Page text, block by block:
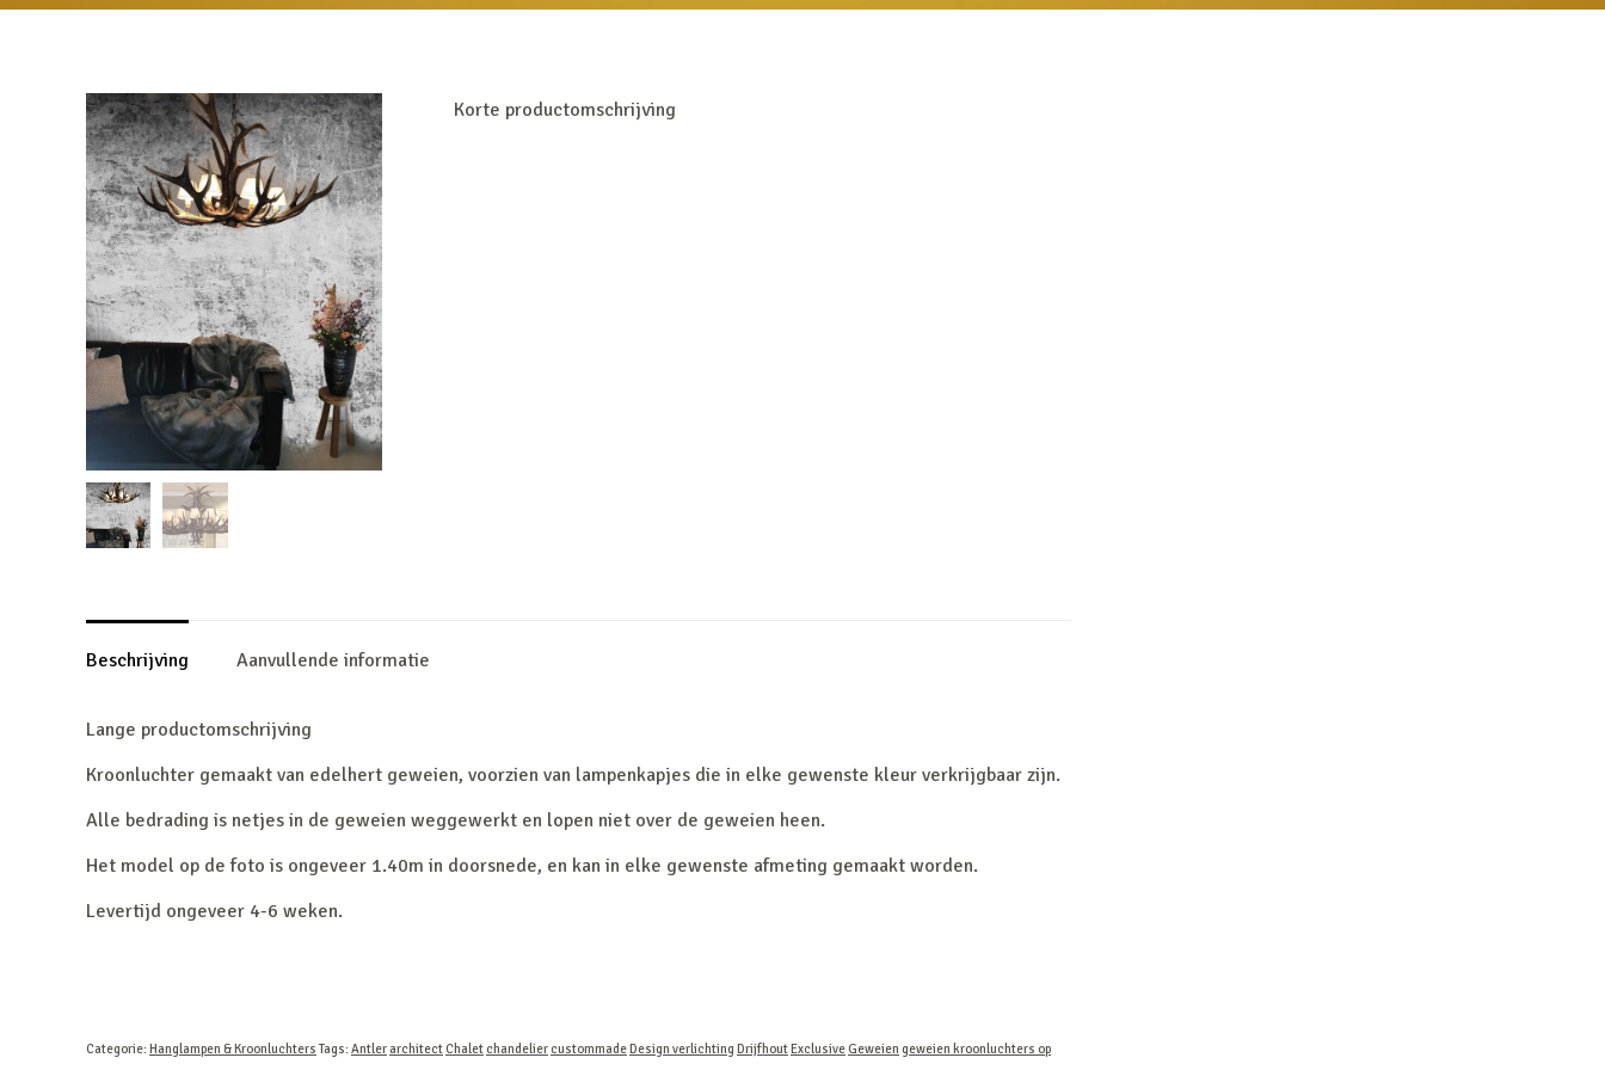
Korte productomschrijving
Beschrijving Aanvullende informatie
Lange productomschrijving
Kroonluchter gemaakt van edelhert geweien, voorzien van lampenkapjes die in elke gewenste kleur verkrijgbaar zijn.
Alle bedrading is netjes in de geweien weggewerkt en lopen niet over de geweien heen.
Het model op de foto is ongeveer 1.40m in doorsnede, en kan in elke gewenste afmeting gemaakt worden.
Levertijd ongeveer 4-6 weken.
Categorie:Hanglampen & Kroonluchters Tags:Antler architectChalet chandelier custommadeDesign verlichtingDrijfhoutExclusiveGeweien geweien kroonluchters op